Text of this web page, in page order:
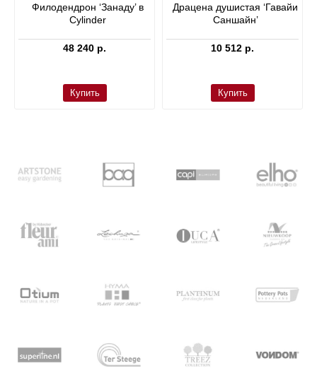
Филодендрон ‘Занаду’ в
Cylinder
48 240 р.
Купить
Драцена душистая ‘Гавайи
Саншайн’
10 512 р.
Купить